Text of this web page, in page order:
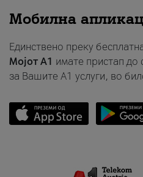
Мобилна
Единствено преку
Мојот A1 имате пристап
за Вашите A1 услуги, во